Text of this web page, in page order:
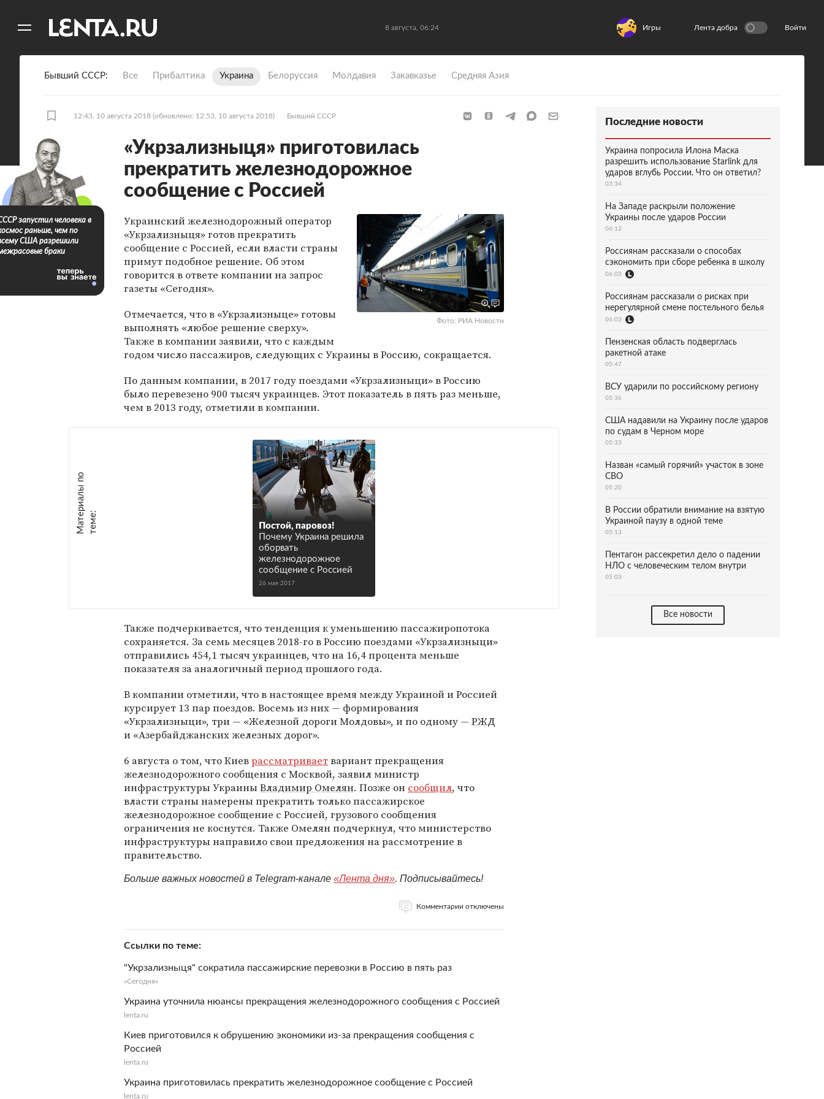
8 августа, 06:24 Игры Лента добра Войти
Бывший СССР Все Прибалтика Украина Белоруссия Молдавия Закавказье Средняя Азия
12:43, 10 августа 2018 (обновлено: 12:53, 10 августа 2018) Бывший СССР
«Укрзализныця» приготовилась
прекратить железнодорожное
сообщение с Россией
Фото: РИА Новости
Украинский железнодорожный оператор
«Укрзализныця»готов прекратить
сообщение с Россией, если власти страны
примут подобное решение. Об этом
говорится в ответе компании на запрос
газеты «Сегодня».
Отмечается, что в «Укрзализныце» готовы
выполнять «любое решение сверху».
Также в компании заявили, что с каждым
годом число пассажиров, следующих с Украины в Россию, сокращается.
По данным компании, в 2017 году поездами «Укрзализныци» в Россию
было перевезено 900 тысяч украинцев. Этот показатель в пять раз меньше,
чем в 2013 году, отметили в компании.
М
а
т е
р
и
а
л
ы
п
о
т
е
м
е :
Постой, паровоз!
Почему Украина решила
оборвать
железнодорожное
сообщение с Россией
26 мая 2017
Также подчеркивается, что тенденция к уменьшению пассажиропотока
сохраняется. За семь месяцев 2018-го в Россию поездами «Укрзализныци»
отправились 454,1 тысяч украинцев, что на 16,4 процента меньше
показателя за аналогичный период прошлого года.
В компании отметили, что в настоящее время между Украиной и Россией
курсирует 13 пар поездов. Восемь из них — формирования
«Укрзализныци», три — «Железной дороги Молдовы», и по одному — РЖД
и «Азербайджанских железных дорог».
6 августа о том, что Киеврассматриваетвариант прекращения
железнодорожного сообщения с Москвой, заявил министр
инфраструктуры УкраиныВладимир Омелян. Позже он сообщил, что
власти страны намерены прекратить только пассажирское
железнодорожное сообщение с Россией, грузового сообщения
ограничения не коснутся. Также Омелян подчеркнул, что министерство
инфраструктуры направило свои предложения на рассмотрение в
правительство.
Больше важных новостей в Telegram-канале «Лента дня». Подписывайтесь!
Комментарии отключены
Ссылки по теме
"Укрзализныця" сократила пассажирские перевозки в Россию в пять раз
«Сегодня»
Украина уточнила нюансы прекращения железнодорожного сообщения с Россией
lenta.ru
Киев приготовился к обрушению экономики из-за прекращения сообщения с
Россией
lenta.ru
Украина приготовилась прекратить железнодорожное сообщение с Россией
lenta.ru
запустил человека в
раньше, чем по
США разрешили
браки
Последние новости
Украина попросила Илона Маска
разрешить использование Starlink для
ударов вглубь России. Что он ответил?
03:34
На Западе раскрыли положение
Украины после ударов России
06:12
Россиянам рассказали о способах
сэкономить при сборе ребенка в школу
06:03
Россиянам рассказали о рисках при
нерегулярной смене постельного белья
06:03
Пензенская область подверглась
ракетной атаке
05:47
ВСУ ударили по российскому региону
05:36
США надавили на Украину после ударов
по судам в Черном море
05:33
Назван «самый горячий» участок в зоне
СВО
05:20
В России обратили внимание на взятую
Украиной паузу в одной теме
05:13
Пентагон рассекретил дело о падении
НЛО с человеческим телом внутри
05:03
Все новости